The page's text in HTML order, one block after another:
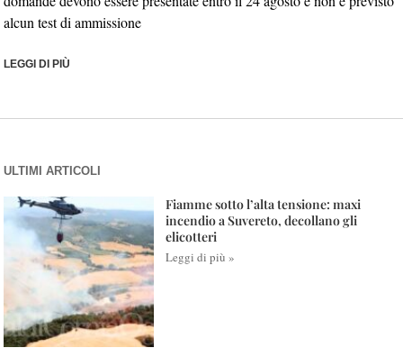
alcun test di ammissione
LEGGI DI PIÙ
ULTIMI ARTICOLI
Fiamme sotto l’alta tensione: maxi
incendio a Suvereto, decollano gli
elicotteri
Leggi di più »